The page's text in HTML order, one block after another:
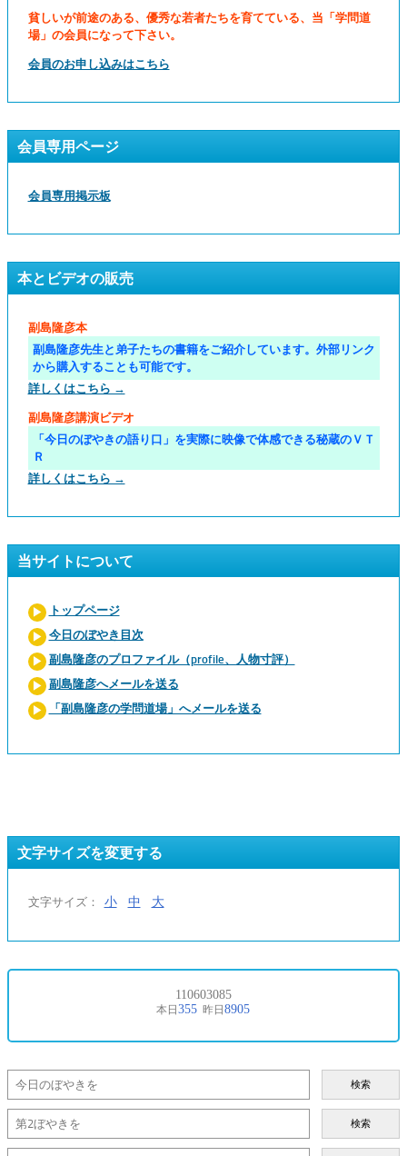
貧しいが前途のある、優秀な若者たちを育てている、当「学問道
場」の会員になって下さい。
会員のお申し込みはこちら
会員専用ページ
会員専用掲示板
本とビデオの販売
副島隆彦本
副島隆彦先生と弟子たちの書籍をご紹介しています。外部リンク
から購入することも可能です。
詳しくはこちら →
副島隆彦講演ビデオ
「今日のぼやきの語り口」を実際に映像で体感できる秘蔵のＶＴ
Ｒ
詳しくはこちら →
当サイトについて
トップページ
今日のぼやき目次
副島隆彦のプロファイル（profile、人物寸評）
副島隆彦へメールを送る
「副島隆彦の学問道場」へメールを送る
文字サイズを変更する
文字サイズ： 小 中 大
検索
検索